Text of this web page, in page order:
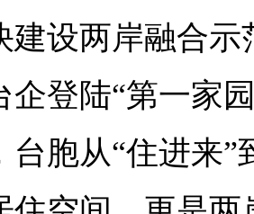
建设两岸融合
企登陆“第一家
台胞从“住进来”